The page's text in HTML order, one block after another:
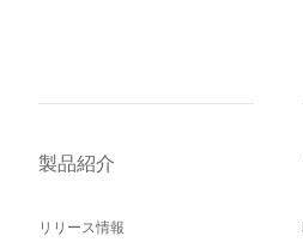
製品紹介
リリース情報